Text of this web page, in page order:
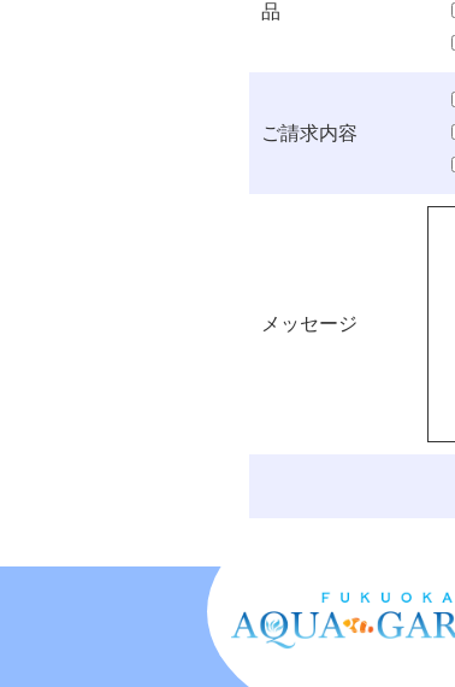
品
ご請求内容
メッセージ